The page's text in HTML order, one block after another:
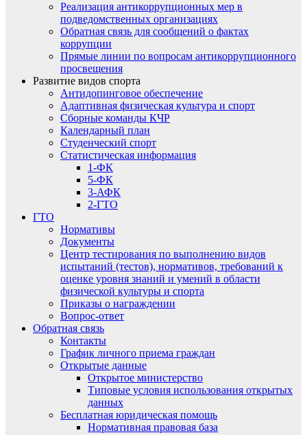
Реализация антикоррупционных мер в
подведомственных организациях
Обратная связь для сообщений о фактах
коррупции
Прямые линии по вопросам антикоррупционного
просвещения
Развитие видов спорта
Антидопинговое обеспечение
Адаптивная физическая культура и спорт
Сборные команды КЧР
Календарный план
Студенческий спорт
Статистическая информация
1-ФК
5-ФК
3-АФК
2-ГТО
ГТО
Нормативы
Документы
Центр тестирования по выполнению видов
испытаний (тестов), нормативов, требований к
оценке уровня знаний и умений в области
физической культуры и спорта
Приказы о награждении
Вопрос-ответ
Обратная связь
Контакты
График личного приема граждан
Открытые данные
Открытое министерство
Типовые условия использования открытых
данных
Бесплатная юридическая помощь
Нормативная правовая база